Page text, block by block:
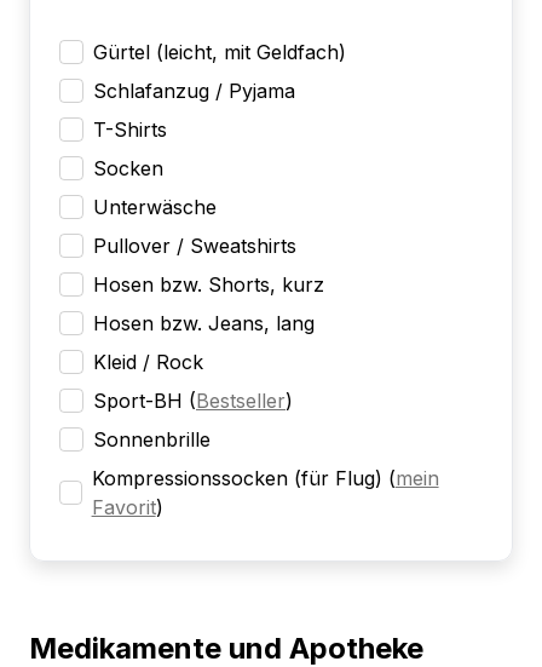
Gürtel (leicht, mit Geldfach)
Schlafanzug / Pyjama
T-Shirts
Socken
Unterwäsche
Pullover / Sweatshirts
Hosen bzw. Shorts, kurz
Hosen bzw. Jeans, lang
Kleid / Rock
Sport-BH (Bestseller)
Sonnenbrille
Kompressionssocken (für Flug) (mein
Favorit)
Medikamente und Apotheke